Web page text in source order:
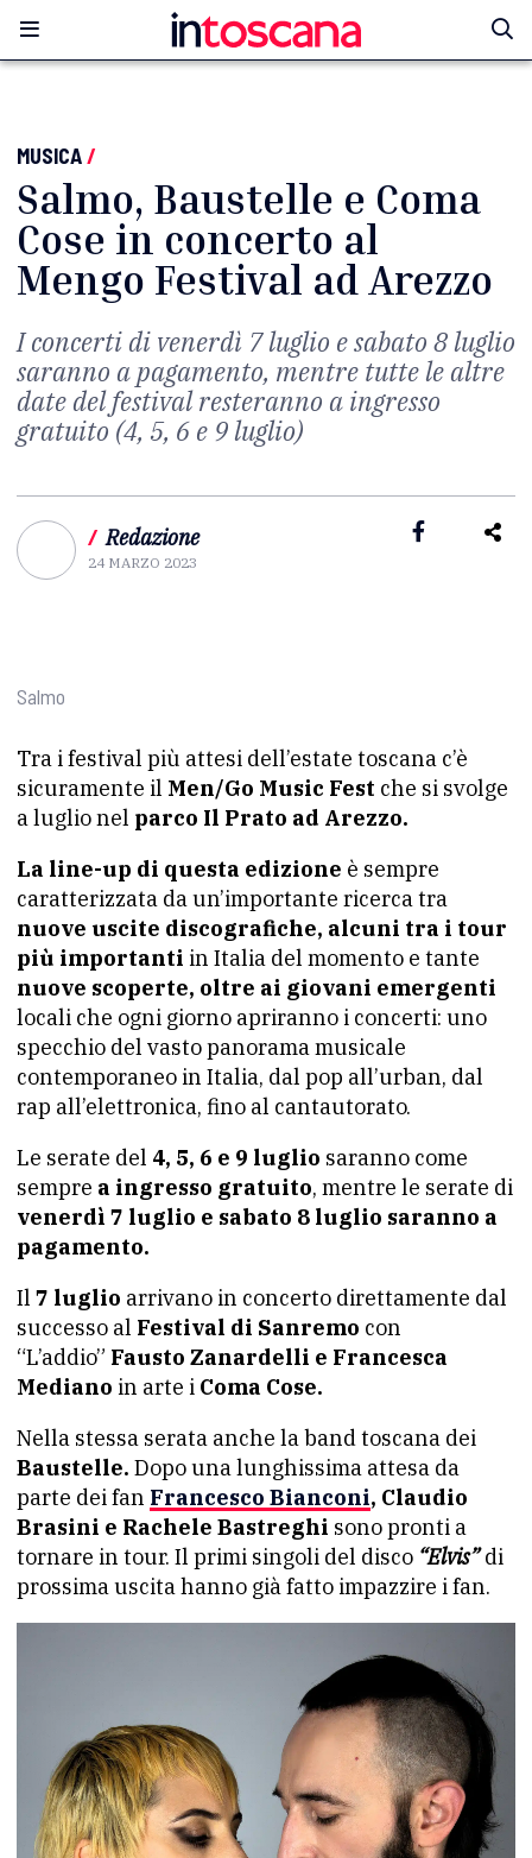
MUSICA/
Salmo, Baustelle e Coma
Cose in concerto al
Mengo Festival ad Arezzo
I concerti di venerdì 7 luglio e sabato 8 luglio
saranno a pagamento, mentre tutte le altre
date del festival resteranno a ingresso
gratuito (4, 5, 6 e 9 luglio)
/ Redazione
24 MARZO 2023
Salmo
Tra i festival più attesi dell’estate toscana c’è
sicuramente il Men/Go Music Fest che si svolge
a luglio nel parco Il Prato ad Arezzo.
La line-up di questa edizione è sempre
caratterizzata da un’importante ricerca tra
nuove uscite discografiche, alcuni tra i tour
più importanti in Italia del momento e tante
nuove scoperte, oltre ai giovani emergenti
locali che ogni giorno apriranno i concerti: uno
specchio del vasto panorama musicale
contemporaneo in Italia, dal pop all’urban, dal
rap all’elettronica, fino al cantautorato.
Le serate del 4, 5, 6 e 9 luglio saranno come
sempre a ingresso gratuito, mentre le serate di
venerdì 7 luglio e sabato 8 luglio saranno a
pagamento.
Il 7 luglio arrivano in concerto direttamente dal
successo al Festival di Sanremo con
“L’addio” Fausto Zanardelli e Francesca
Mediano in arte i Coma Cose.
Nella stessa serata anche la band toscana dei
Baustelle. Dopo una lunghissima attesa da
parte dei fan Francesco Bianconi, Claudio
Brasini e Rachele Bastreghi sono pronti a
tornare in tour. Il primi singoli del disco “Elvis”di
prossima uscita hanno già fatto impazzire i fan.